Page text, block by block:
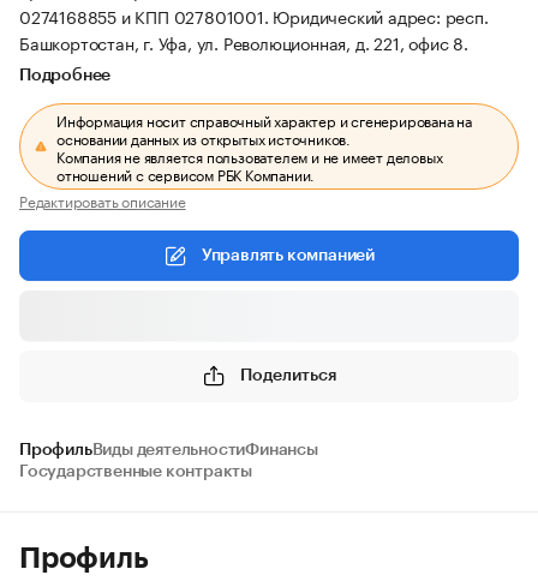
0274168855 и КПП 027801001. Юридический адрес: респ.
Башкортостан, г. Уфа, ул. Революционная, д. 221, офис 8.
Подробнее
Информация носит справочный характер и сгенерирована на
основании данных из открытых источников.
Компания не является пользователем и не имеет деловых
отношений с сервисом РБК Компании.
Редактировать описание
Управлять компанией
Поделиться
ПрофильВиды деятельностиФинансы
Государственные контракты
Профиль